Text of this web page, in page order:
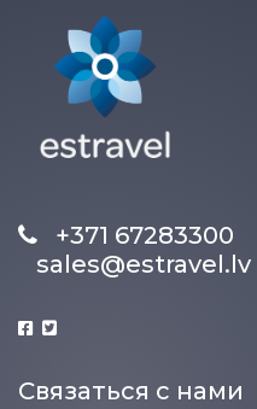
+371 67283300
sales@estravel.lv
Связаться с нами